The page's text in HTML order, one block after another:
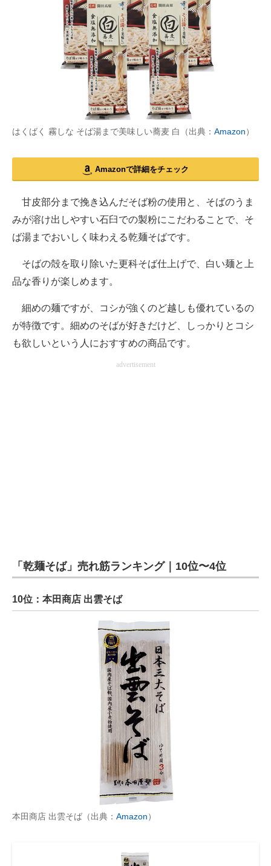
はくばく 霧しな そば湯まで美味しい蕎麦 白（出典： Amazon）
Amazonで詳細をチェック
甘皮部分まで挽き込んだそば粉の使用と、そばのうま
みが溶け出しやすい石臼での製粉にこだわることで、そ
ば湯までおいしく味わえる乾麺そばです。
そばの殻を取り除いた更科そば仕上げで、白い麺と上
品な香りが楽しめます。
細めの麺ですが、コシが強くのど越しも優れているの
が特徴です。細めのそばが好きだけど、しっかりとコシ
も欲しいという人におすすめの商品です。
advertisement
「乾麺そば」売れ筋ランキング｜10位〜4位
10位：本田商店 出雲そば
本田商店 出雲そば（出典： Amazon）